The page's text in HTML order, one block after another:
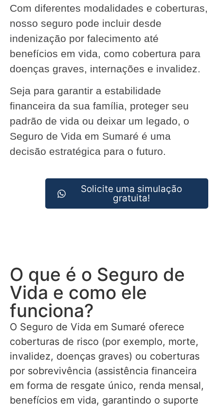
Com diferentes modalidades e coberturas,
nosso seguro pode incluir desde
indenização por falecimento até
benefícios em vida, como cobertura para
doenças graves, internações e invalidez.
Seja para garantir a estabilidade
financeira da sua família, proteger seu
padrão de vida ou deixar um legado, o
Seguro de Vida em Sumaré é uma
decisão estratégica para o futuro.
Solicite uma simulação
gratuita!
O que é o Seguro de
Vida e como ele
funciona?
O Seguro de Vida em Sumaré oferece
coberturas de risco (por exemplo, morte,
invalidez, doenças graves) ou coberturas
por sobrevivência (assistência financeira
em forma de resgate único, renda mensal,
benefícios em vida, garantindo o suporte